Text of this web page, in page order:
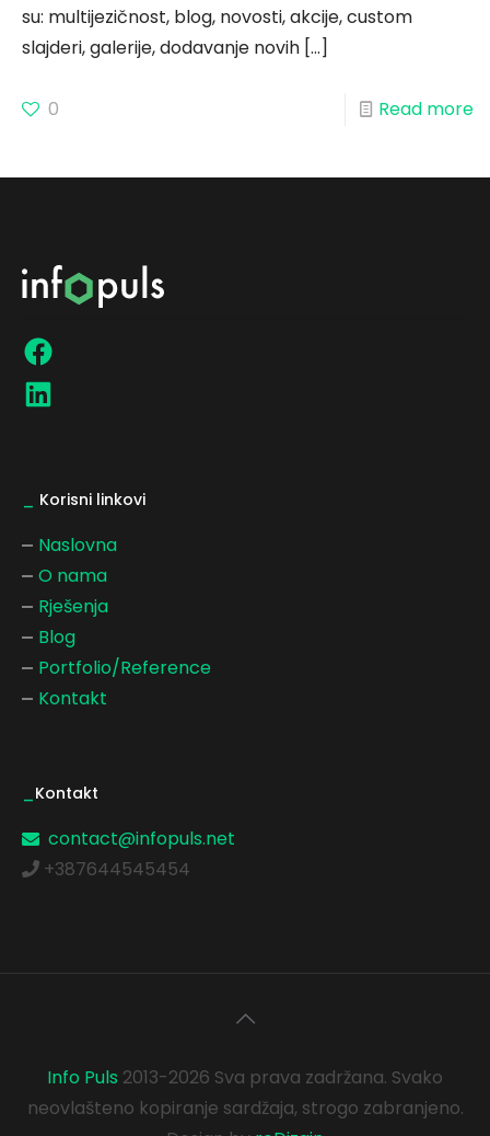
su: multijezičnost, blog, novosti, akcije, custom
slajderi, galerije, dodavanje novih […]
0 Read more
Korisni linkovi
Naslovna
O nama
Rješenja
Blog
Portfolio/Reference
Kontakt
Kontakt
contact@infopuls.net
+387644545454
Info Puls 2013-2026 Sva prava zadržana. Svako
neovlašteno kopiranje sardžaja, strogo zabranjeno.